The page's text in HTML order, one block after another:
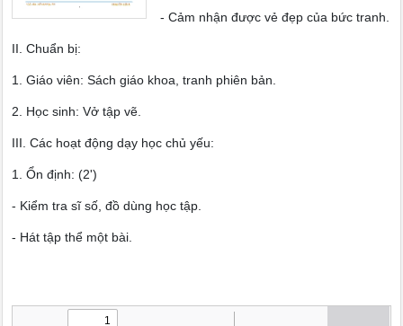
- Cảm nhận được vẻ đẹp của bức tranh.
II. Chuẩn bị:
1. Giáo viên: Sách giáo khoa, tranh phiên bản.
2. Học sinh: Vở tập vẽ.
III. Các hoạt động dạy học chủ yếu:
1. Ổn định: (2')
- Kiểm tra sĩ số, đồ dùng học tập.
- Hát tập thể một bài.